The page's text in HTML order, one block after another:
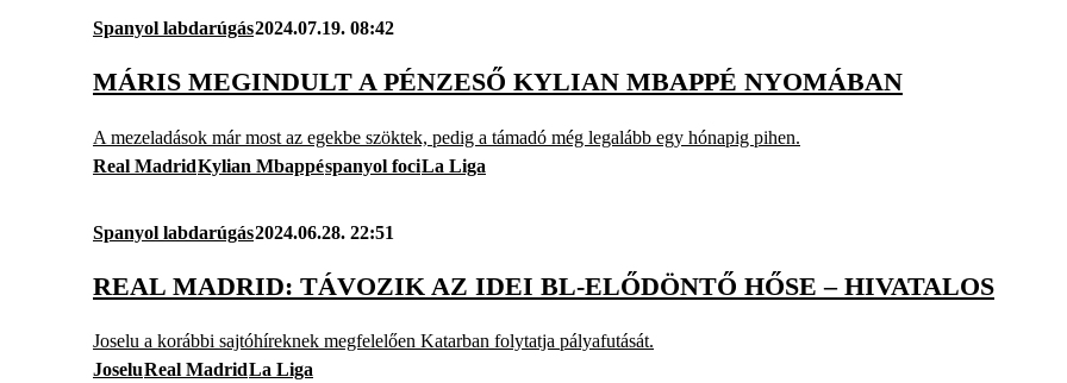
Spanyol labdarúgás2024.07.19. 08:42
MÁRIS MEGINDULT A PÉNZESŐ KYLIAN MBAPPÉ NYOMÁBAN
A mezeladások már most az egekbe szöktek, pedig a támadó még legalább egy hónapig pihen.
Real MadridKylian Mbappéspanyol fociLa Liga
Spanyol labdarúgás2024.06.28. 22:51
REAL MADRID: TÁVOZIK AZ IDEI BL-ELŐDÖNTŐ HŐSE – HIVATALOS
Joselu a korábbi sajtóhíreknek megfelelően Katarban folytatja pályafutását.
JoseluReal MadridLa Liga